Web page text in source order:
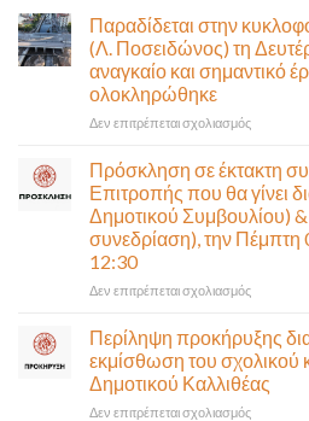
Παραδίδεται στην
(Λ. Ποσειδώνος) τη
αναγκαίο και σημαντικό
ολοκληρώθηκε
Δεν επιτρέπεται σχολιασμόςστο
η
Παλαιά
10
Ένα
αναγκαίο
Πρόσκληση σε έκτακτη
Επιτροπής που θα γίνει
Δημοτικού Συμβουλίου) &
συνεδρίαση), την
12:30
Δεν επιτρέπεται σχολιασμόςστο
σε
έκτακτη
της
Δημοτικής
Περίληψη προκήρυξης
εκμίσθωση του σχολικού
Δημοτικού Καλλιθέας
Δεν επιτρέπεται σχολιασμόςστο